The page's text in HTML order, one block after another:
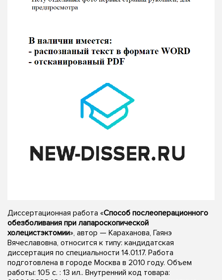
Диссертационная работа «Способ послеоперационного
обезболивания при лапароскопической
холецистэктомии», автор — Караханова, Гаянэ
Вячеславовна, относится к типу: кандидатская
диссертация по специальности 14.01.17. Работа
подготовлена в городе Москва в 2010 году. Объем
работы: 105 с. : 13 ил.. Внутренний код товара: